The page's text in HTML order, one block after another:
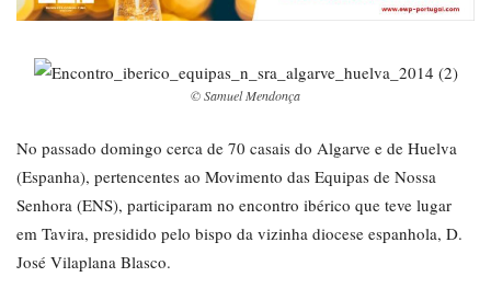
© Samuel Mendonça
No passado domingo cerca de 70 casais do Algarve e de Huelva
(Espanha), pertencentes ao Movimento das Equipas de Nossa
Senhora (ENS), participaram no encontro ibérico que teve lugar
em Tavira, presidido pelo bispo da vizinha diocese espanhola, D.
José Vilaplana Blasco.